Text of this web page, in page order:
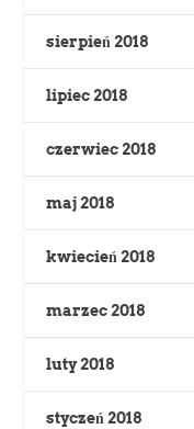
sierpień 2018
lipiec 2018
czerwiec 2018
maj 2018
kwiecień 2018
marzec 2018
luty 2018
styczeń 2018